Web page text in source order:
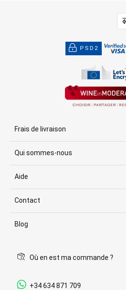
PSD2
Frais de livraison
Qui sommes-nous
Aide
Contact
Blog
Où en est ma commande ?
+34 634 871 709